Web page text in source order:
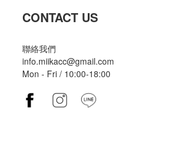
CONTACT US
聯絡我們
info.miikacc@gmail.com
Mon - Fri / 10:00-18:00